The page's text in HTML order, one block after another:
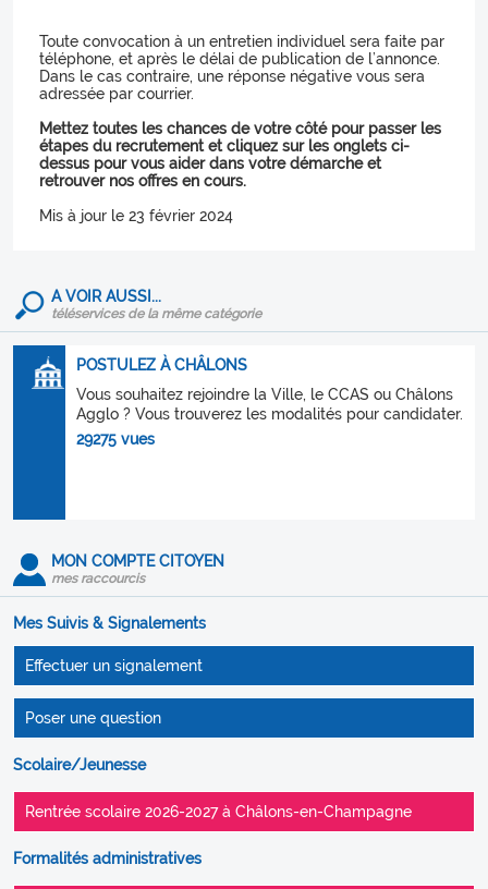
Toute convocation à un entretien individuel sera faite par
téléphone, et après le délai de publication de l’annonce.
Dans le cas contraire, une réponse négative vous sera
adressée par courrier.
Mettez toutes les chances de votre côté pour passer les
étapes du recrutement et cliquez sur les onglets ci-
dessus pour vous aider dans votre démarche et
retrouver nos offres en cours.
Mis à jour le 23 février 2024
A VOIR AUSSI...
téléservices de la même catégorie
POSTULEZ À CHÂLONS
Vous souhaitez rejoindre la Ville, le CCAS ou Châlons
Agglo ? Vous trouverez les modalités pour candidater.
29275 vues
MON COMPTE CITOYEN
mes raccourcis
Mes Suivis & Signalements
Effectuer un signalement
Poser une question
Scolaire/Jeunesse
Rentrée scolaire 2026-2027 à Châlons-en-Champagne
Formalités administratives